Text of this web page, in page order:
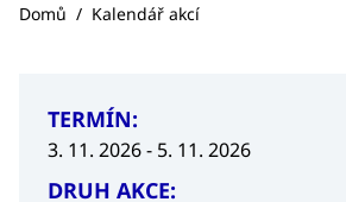
Domů / Kalendář akcí
TERMÍN:
3. 11. 2026 - 5. 11. 2026
DRUH AKCE: